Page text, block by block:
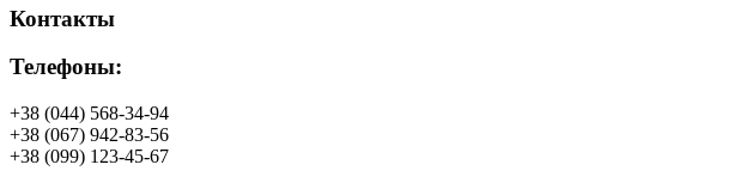
Контакты
Телефоны:
+38 (044) 568-34-94
+38 (067) 942-83-56
+38 (099) 123-45-67